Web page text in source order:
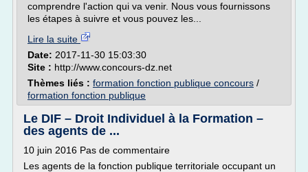
comprendre l'action qui va venir. Nous vous fournissons
les étapes à suivre et vous pouvez les...
Lire la suite
Date: 2017-11-30 15:03:30
Site : http://www.concours-dz.net
Thèmes liés : formation fonction publique concours /
formation fonction publique
Le DIF – Droit Individuel à la Formation –
des agents de ...
10 juin 2016 Pas de commentaire
Les agents de la fonction publique territoriale occupant un